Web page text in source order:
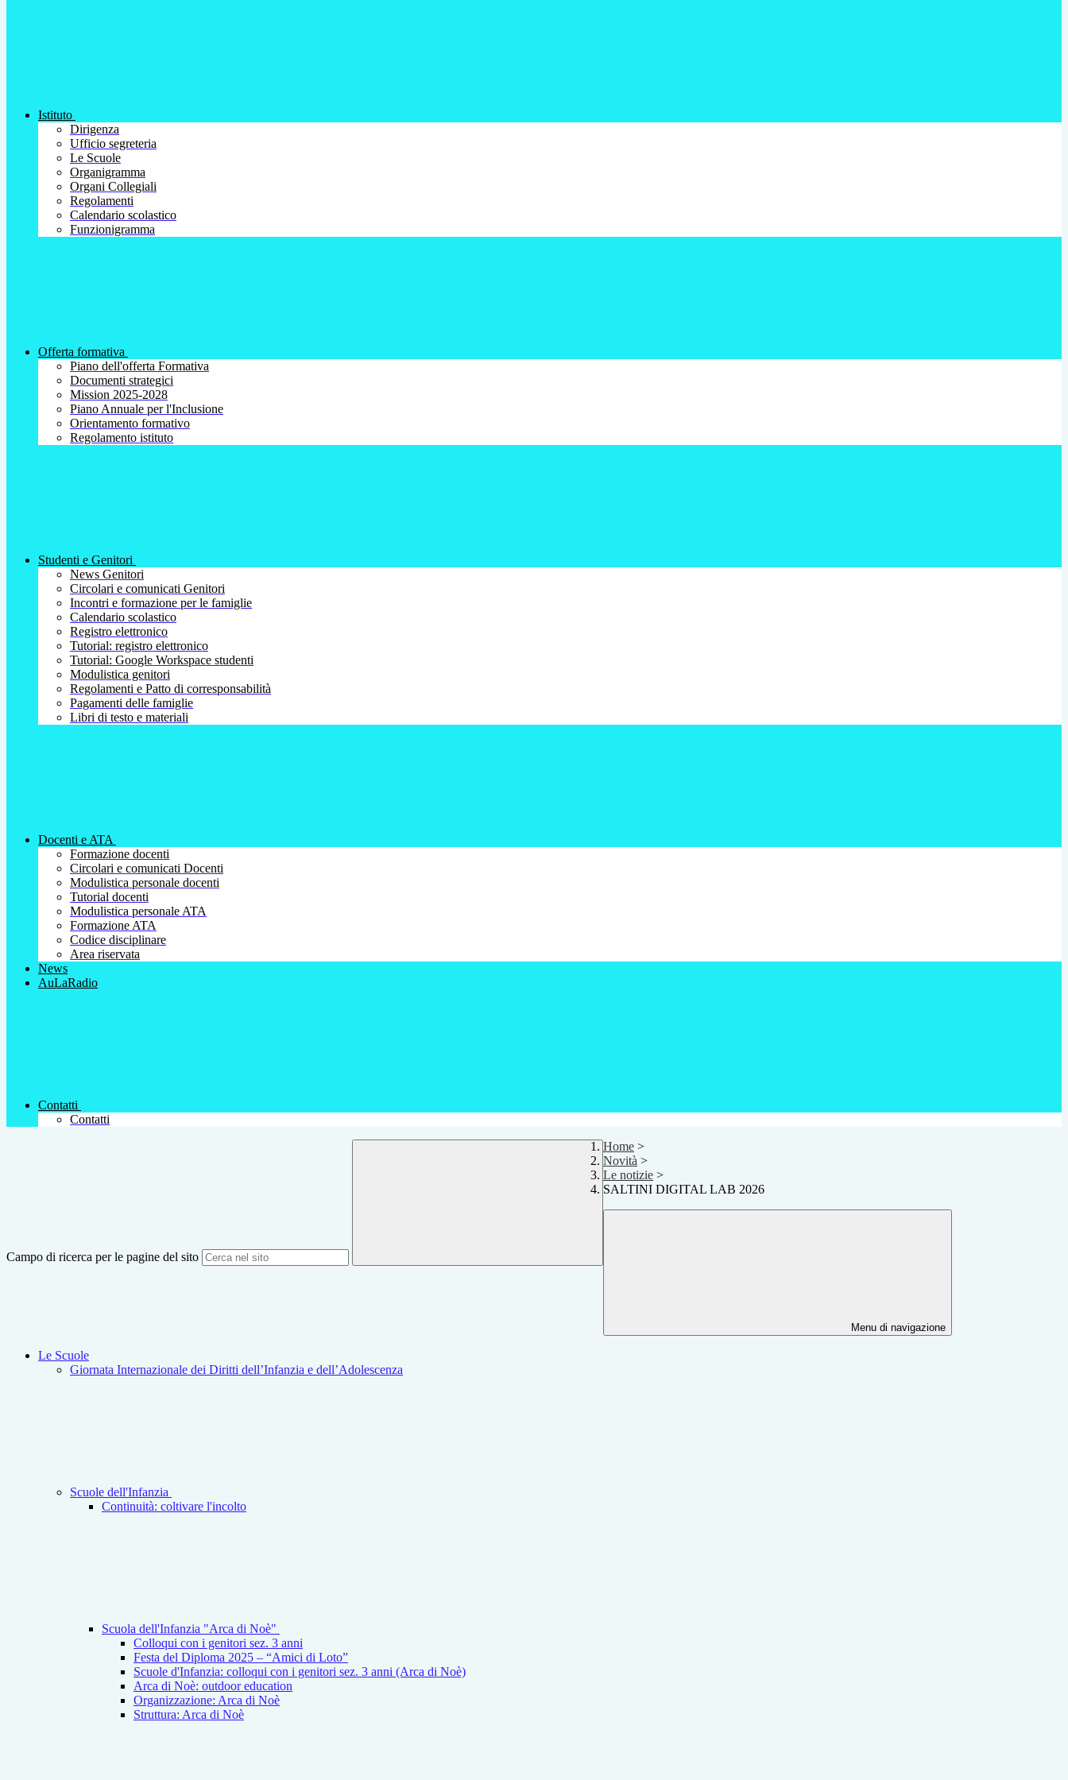
Istituto
Dirigenza
Ufficio segreteria
Le Scuole
Organigramma
Organi Collegiali
Regolamenti
Calendario scolastico
Funzionigramma
Offerta formativa
Piano dell'offerta Formativa
Documenti strategici
Mission 2025-2028
Piano Annuale per l'Inclusione
Orientamento formativo
Regolamento istituto
Studenti e Genitori
News Genitori
Circolari e comunicati Genitori
Incontri e formazione per le famiglie
Calendario scolastico
Registro elettronico
Tutorial: registro elettronico
Tutorial: Google Workspace studenti
Modulistica genitori
Regolamenti e Patto di corresponsabilità
Pagamenti delle famiglie
Libri di testo e materiali
Docenti e ATA
Formazione docenti
Circolari e comunicati Docenti
Modulistica personale docenti
Tutorial docenti
Modulistica personale ATA
Formazione ATA
Codice disciplinare
Area riservata
News
AuLaRadio
Contatti
Contatti
Campo di ricerca per le pagine del sito
Home >
Novità >
Le notizie >
SALTINI DIGITAL LAB 2026
Menu di navigazione
Le Scuole
Giornata Internazionale dei Diritti dell’Infanzia e dell’Adolescenza
Scuole dell'Infanzia
Continuità: coltivare l'incolto
Scuola dell'Infanzia "Arca di Noè"
Colloqui con i genitori sez. 3 anni
Festa del Diploma 2025 – “Amici di Loto”
Scuole d'Infanzia: colloqui con i genitori sez. 3 anni (Arca di Noè)
Arca di Noè: outdoor education
Organizzazione: Arca di Noè
Struttura: Arca di Noè